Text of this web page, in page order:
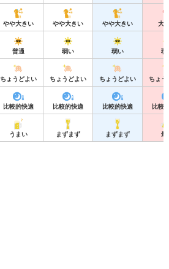
やや大きい やや大きい やや大きい 大
普通 弱い 弱い 弱
ちょうどよい ちょうどよい ちょうどよい ちょう
比較的快適 比較的快適 比較的快適 比較
うまい まずまず まずまず 最